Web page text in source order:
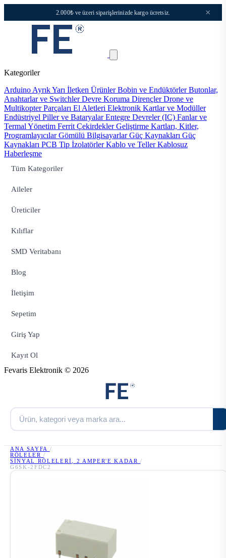
2.000₺ ve üzeri siparişlerinizde kargo ücretsiz. ×
Kategoriler
Arduino Ayrık Yarı İletken ÜrünlerBobin ve EndüktörlerButonlar,
Anahtarlar ve SwitchlerDevre Koruma DirençlerDrone ve
Multikopter Parçaları El Aletleri Elektronik Kartlar ve Modüller
Endüstriyel Piller ve BataryalarEntegre Devreler (IC) Fanlar ve
Termal Yönetim Ferrit ÇekirdeklerGeliştirme Kartları, Kitler,
ProgramlayıcılarGömülü BilgisayarlarGüç Kaynakları Güç
Kaynakları PCB Tip İzolatörlerKablo ve TellerKablosuz
Haberleşme
Tüm Kategoriler
Aileler
Üreticiler
Kılıflar
SMD Veritabanı
Blog
İletişim
Sepetim
Giriş Yap
Kayıt Ol
Fevaris Elektronik © 2026
ANA SAYFA /
RÖLELER
/
SINYAL RÖLELERI, 2 AMPER'E KADAR
/
G6SK-2FDC2